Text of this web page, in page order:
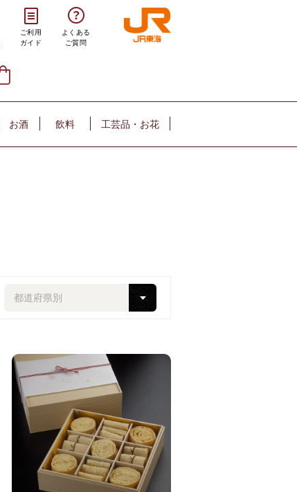
ご利用
ガイド
よくある
ご質問
お酒 飲料 工芸品・お花
都道府県別